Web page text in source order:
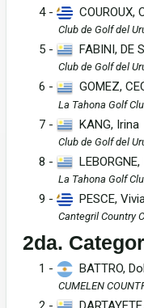
4 - COUROUX,
Club de Golf del
5 - FABINI, DE
Club de Golf del
6 - GOMEZ,
La Tahona Golf
7 - KANG, Irina
Club de Golf del
8 - LEBORGNE,
La Tahona Golf
9 - PESCE,
Cantegril Country
2da.
1 - BATTRO,
CUMELEN